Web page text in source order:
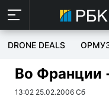
DRONE DEALS
Во Франции
13:02 25.02.2006 Сб